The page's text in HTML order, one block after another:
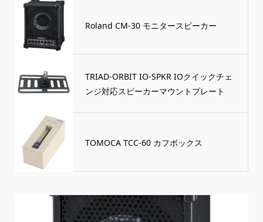
Roland CM-30 モニタースピーカー
TRIAD-ORBIT IO-SPKR IOクイックチェ
ンジ対応スピーカーマウントプレート
TOMOCA TCC-60 カフボックス